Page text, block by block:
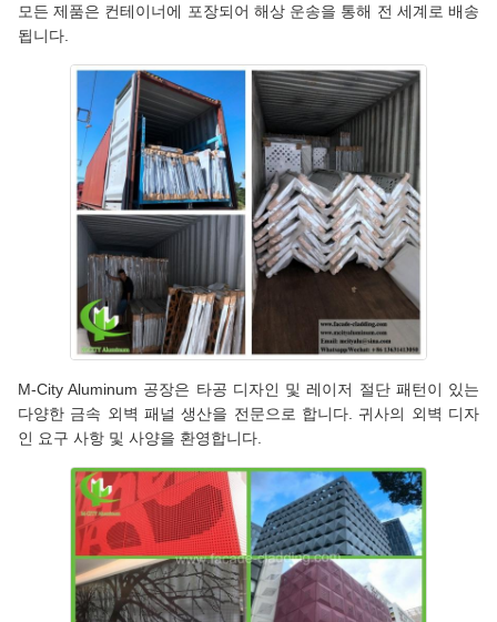
모든 제품은 컨테이너에 포장되어 해상 운송을 통해 전 세계로 배송
됩니다.
M-City Aluminum 공장은 타공 디자인 및 레이저 절단 패턴이 있는
다양한 금속 외벽 패널 생산을 전문으로 합니다. 귀사의 외벽 디자
인 요구 사항 및 사양을 환영합니다.